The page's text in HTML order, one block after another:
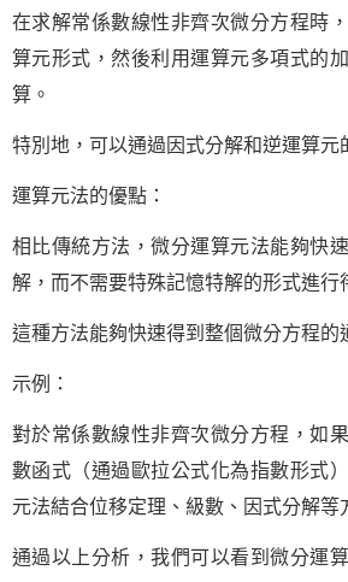
在求解常係數線性非齊次微分方程時
算元形式，然後利用運算元多項式的
算。
特別地，可以通過因式分解和逆運算元
運算元法的優點：
相比傳統方法，微分運算元法能夠快
解，而不需要特殊記憶特解的形式進行
這種方法能夠快速得到整個微分方程的
示例：
對於常係數線性非齊次微分方程，如
數函式（通過歐拉公式化為指數形式
元法結合位移定理、級數、因式分解等
通過以上分析，我們可以看到微分運